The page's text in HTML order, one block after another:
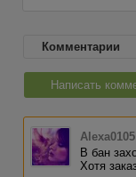
Комментарии
Написать
Alexa0105
В бан
Хотя